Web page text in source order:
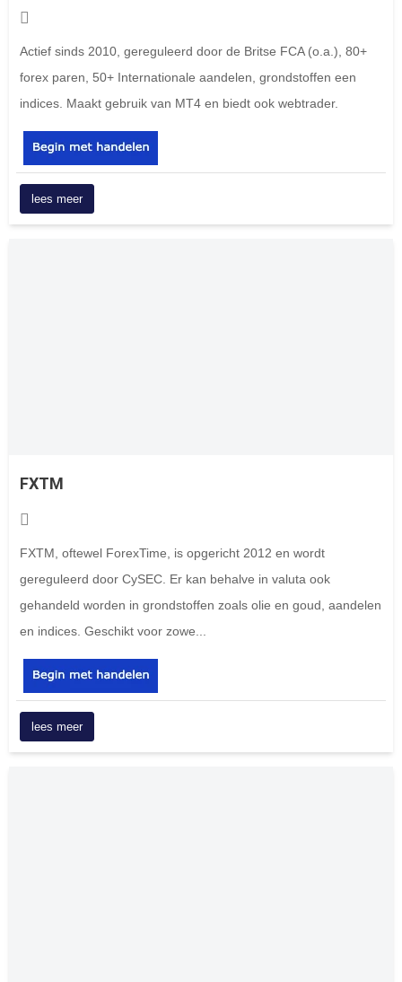
Actief sinds 2010, gereguleerd door de Britse FCA (o.a.), 80+
forex paren, 50+ Internationale aandelen, grondstoffen een
indices. Maakt gebruik van MT4 en biedt ook webtrader.
lees meer
FXTM
FXTM, oftewel ForexTime, is opgericht 2012 en wordt
gereguleerd door CySEC. Er kan behalve in valuta ook
gehandeld worden in grondstoffen zoals olie en goud, aandelen
en indices. Geschikt voor zowe...
lees meer